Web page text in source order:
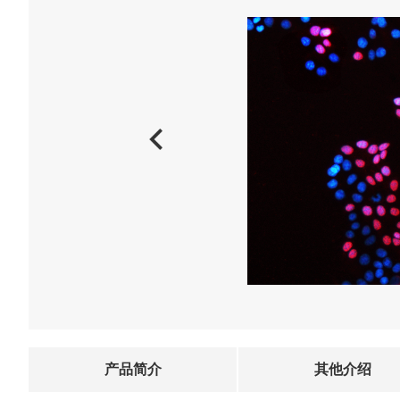
产品简介 其他介绍